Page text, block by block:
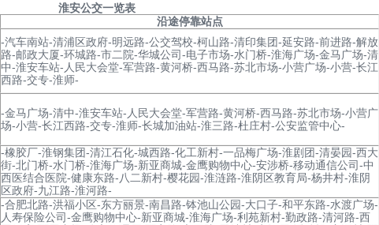
淮安公交一览表
沿途停靠站点
-汽车南站-清浦区政府-明远路-公交驾校-柯山路-清印集团-延安路-前进路-解放
路-邮政大厦-环城路-市二院-华城公司-电子市场-水门桥-淮海广场-金马广场-清
中-淮安车站-人民大会堂-军营路-黄河桥-西马路-苏北市场-小营广场-小营-长江
西路-交专-淮师-
-金马广场-清中-淮安车站-人民大会堂-军营路-黄河桥-西马路-苏北市场-小营广
场-小营-长江西路-交专-淮师-长城加油站-淮三路-杜庄村-公安监管中心-
-橡胶厂-淮钢集团-清江石化-城西路-化工新村-一品梅广场-淮剧团-清晏园-西大
街-北门桥-水门桥-淮海广场-新亚商城-金鹰购物中心-安涉桥-移动通信公司-中
西医结合医院-健康东路-八二新村-樱花园-淮涟路-淮阴区教育局-杨井村-淮阴
区政府-九江路-淮河路-
-合肥北路-洪福小区-东方丽景-南昌路-钵池山公园-大口子-和平东路-水渡广场-
人寿保险公司-金鹰购物中心-新亚商城-淮海广场-利苑新村-勤政路-清河路-西